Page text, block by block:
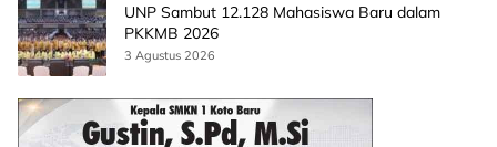
UNP Sambut 12.128 Mahasiswa Baru dalam
PKKMB 2026
3 Agustus 2026